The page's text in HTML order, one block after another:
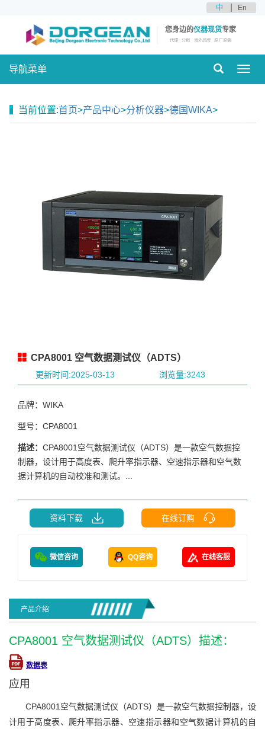
中 En
您身边的仪器现货专家
代理 分销 海外品牌 原厂原装
导航菜单
当前位置:首页>产品中心>分析仪器>德国WIKA>
CPA8001 空气数据测试仪（ADTS）
更新时间:2025-03-13 浏览量:3243
品牌：WIKA
型号：CPA8001
描述： CPA8001空气数据测试仪（ADTS）是一款空气数据控
制器，设计用于高度表、爬升率指示器、空速指示器和空气数
据计算机的自动校准和测试。...
资料下载 在线订购
微信咨询 QQ咨询 在线客服
产品介绍
CPA8001 空气数据测试仪（ADTS）描述：
数据表
应用
CPA8001空气数据测试仪（ADTS）是一款空气数据控制器，设
计用于高度表、爬升率指示器、空速指示器和空气数据计算机的自